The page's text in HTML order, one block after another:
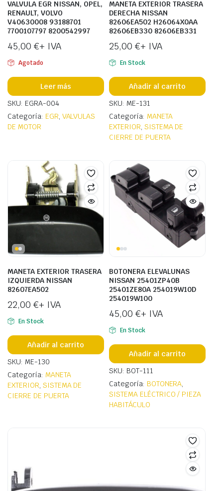
VALVULA EGR NISSAN, OPEL,
RENAULT, VOLVO
V40630008 93188701
7700107797 8200542997
45,00 €+ IVA
Agotado
Leer más
SKU: EGRA-004
Categoría: EGR, VALVULAS
DE MOTOR
MANETA EXTERIOR TRASERA
DERECHA NISSAN
82606EA502 H26064X0AA
82606EB330 82606EB331
25,00 €+ IVA
En Stock
Añadir al carrito
SKU: ME-131
Categoría: MANETA
EXTERIOR, SISTEMA DE
CIERRE DE PUERTA
MANETA EXTERIOR TRASERA
IZQUIERDA NISSAN
82607EA502
22,00 €+ IVA
En Stock
Añadir al carrito
SKU: ME-130
Categoría: MANETA
EXTERIOR, SISTEMA DE
CIERRE DE PUERTA
BOTONERA ELEVALUNAS
NISSAN 25401ZP40B
25401ZE80A 254019W10D
254019W100
45,00 €+ IVA
En Stock
Añadir al carrito
SKU: BOT-111
Categoría: BOTONERA,
SISTEMA ELÉCTRICO / PIEZA
HABITÁCULO